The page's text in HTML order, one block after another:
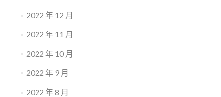
2022 年 12 月
2022 年 11 月
2022 年 10 月
2022 年 9 月
2022 年 8 月